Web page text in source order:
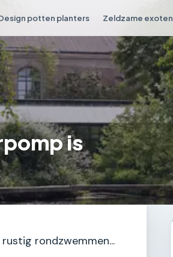
potten planters Zeldzame exoten
is
rondzwemmen...